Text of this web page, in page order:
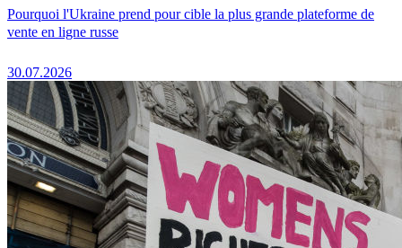
Pourquoi l'Ukraine prend pour cible la plus grande plateforme de
vente en ligne russe
30.07.2026